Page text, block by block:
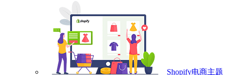
Shopify电商主题